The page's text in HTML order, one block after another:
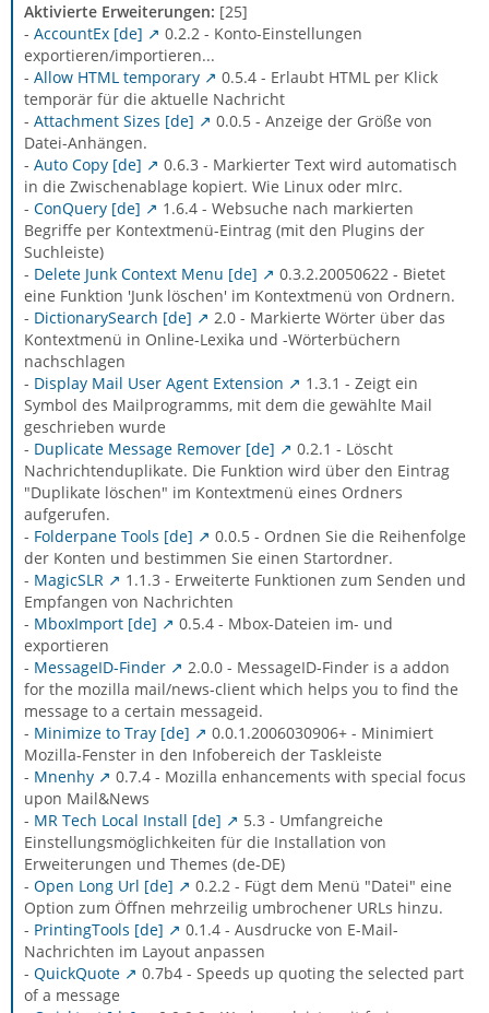
Aktivierte Erweiterungen: [25]
- AccountEx [de]
0.2.2 - Konto-Einstellungen
exportieren/importieren...
- Allow HTML temporary
0.5.4 - Erlaubt HTML per Klick
temporär für die aktuelle Nachricht
- Attachment Sizes [de]
0.0.5 - Anzeige der Größe von
Datei-Anhängen.
- Auto Copy [de]
0.6.3 - Markierter Text wird automatisch
in die Zwischenablage kopiert. Wie Linux oder mIrc.
- ConQuery [de]
1.6.4 - Websuche nach markierten
Begriffe per Kontextmenü-Eintrag (mit den Plugins der
Suchleiste)
- Delete Junk Context Menu [de]
0.3.2.20050622 - Bietet
eine Funktion 'Junk löschen' im Kontextmenü von Ordnern.
- DictionarySearch [de]
2.0 - Markierte Wörter über das
Kontextmenü in Online-Lexika und -Wörterbüchern
nachschlagen
- Display Mail User Agent Extension
1.3.1 - Zeigt ein
Symbol des Mailprogramms, mit dem die gewählte Mail
geschrieben wurde
- Duplicate Message Remover [de]
0.2.1 - Löscht
Nachrichtenduplikate. Die Funktion wird über den Eintrag
"Duplikate löschen" im Kontextmenü eines Ordners
aufgerufen.
- Folderpane Tools [de]
0.0.5 - Ordnen Sie die Reihenfolge
der Konten und bestimmen Sie einen Startordner.
- MagicSLR
1.1.3 - Erweiterte Funktionen zum Senden und
Empfangen von Nachrichten
- MboxImport [de]
0.5.4 - Mbox-Dateien im- und
exportieren
- MessageID-Finder
2.0.0 - MessageID-Finder is a addon
for the mozilla mail/news-client which helps you to find the
message to a certain messageid.
- Minimize to Tray [de]
0.0.1.2006030906+ - Minimiert
Mozilla-Fenster in den Infobereich der Taskleiste
- Mnenhy
0.7.4 - Mozilla enhancements with special focus
upon Mail&News
- MR Tech Local Install [de]
5.3 - Umfangreiche
Einstellungsmöglichkeiten für die Installation von
Erweiterungen und Themes (de-DE)
- Open Long Url [de]
0.2.2 - Fügt dem Menü "Datei" eine
Option zum Öffnen mehrzeilig umbrochener URLs hinzu.
- PrintingTools [de]
0.1.4 - Ausdrucke von E-Mail-
Nachrichten im Layout anpassen
- QuickQuote
0.7b4 - Speeds up quoting the selected part
of a message